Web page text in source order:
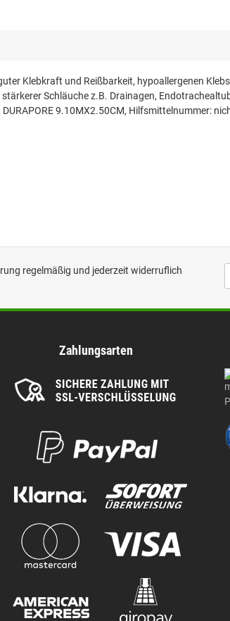
Klebkraft und Reißbarkeit, hypoallergenen
Schläuche z.B. Drainagen,
9.10MX2.50CM, Hilfsmittelnummer:
regelmäßig und jederzeit widerruflich
Zahlungsarten